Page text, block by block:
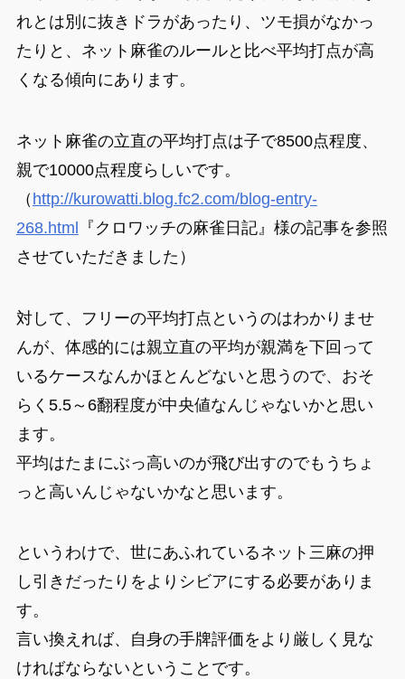
れとは別に抜きドラがあったり、ツモ損がなかっ
たりと、ネット麻雀のルールと比べ平均打点が高
くなる傾向にあります。
ネット麻雀の立直の平均打点は子で8500点程度、
親で10000点程度らしいです。
（ http://kurowatti.blog.fc2.com/blog-entry-
268.html 『クロワッチの麻雀日記』様の記事を参照
させていただきました）
対して、フリーの平均打点というのはわかりませ
んが、体感的には親立直の平均が親満を下回って
いるケースなんかほとんどないと思うので、おそ
らく5.5～6翻程度が中央値なんじゃないかと思い
ます。
平均はたまにぶっ高いのが飛び出すのでもうちょ
っと高いんじゃないかなと思います。
というわけで、世にあふれているネット三麻の押
し引きだったりをよりシビアにする必要がありま
す。
言い換えれば、自身の手牌評価をより厳しく見な
ければならないということです。